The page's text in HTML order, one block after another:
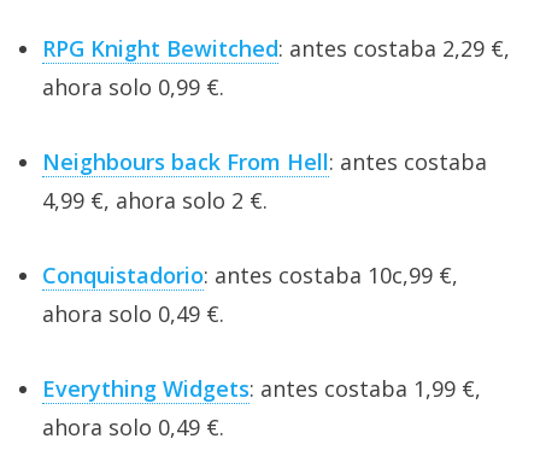
RPG Knight Bewitched: antes costaba 2,29 €,
ahora solo 0,99 €.
Neighbours back From Hell: antes costaba
4,99 €, ahora solo 2 €.
Conquistadorio: antes costaba 10c,99 €,
ahora solo 0,49 €.
Everything Widgets: antes costaba 1,99 €,
ahora solo 0,49 €.